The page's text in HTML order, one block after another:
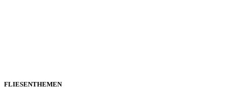
FLIESENTHEMEN